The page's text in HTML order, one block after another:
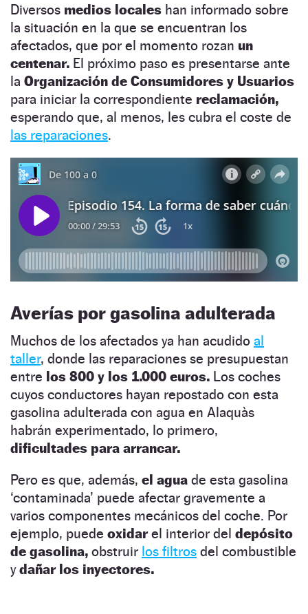
Diversos medios locales han informado sobre
la situación en la que se encuentran los
afectados, que por el momento rozan un
centenar. El próximo paso es presentarse ante
la Organización de Consumidores y Usuarios
para iniciar la correspondiente reclamación,
esperando que, al menos, les cubra el coste de
las reparaciones.
Averías por gasolina adulterada
Muchos de los afectados ya han acudido al
taller, donde las reparaciones se presupuestan
entre los 800 y los 1.000 euros. Los coches
cuyos conductores hayan repostado con esta
gasolina adulterada con agua en Alaquàs
habrán experimentado, lo primero,
dificultades para arrancar.
Pero es que, además, el agua de esta gasolina
‘contaminada’ puede afectar gravemente a
varios componentes mecánicos del coche. Por
ejemplo, puede oxidarel interior del depósito
de gasolina, obstruir los filtros del combustible
ydañar los inyectores.